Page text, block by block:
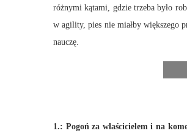
różnymi kątami, gdzie trzeba było
w agility, pies nie miałby większego
nauczę.
1.: Pogoń za właścicielem i na